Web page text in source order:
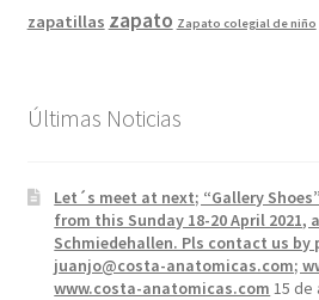
zapatillas zapato Zapato colegial de niño
Últimas Noticias
Let´s meet at next; “Gallery
from this Sunday 18-20 April
Schmiedehallen. Pls contact us by
juanjo@costa-anatomicas.com;
www.costa-anatomicas.com 15 de